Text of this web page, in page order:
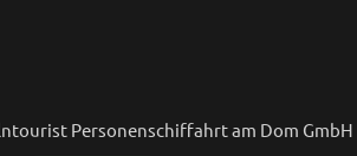
Personenschiffahrt am Dom GmbH